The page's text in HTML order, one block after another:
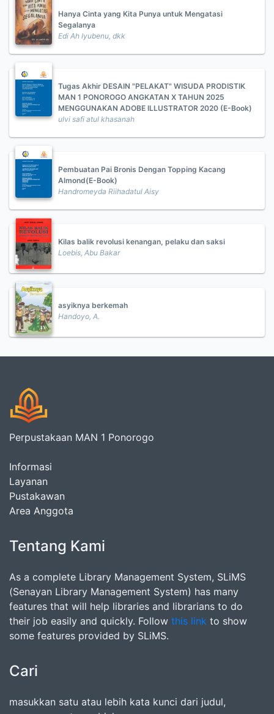
Hanya Cinta yang Kita Punya untuk Mengatasi
Segalanya
Edi Ah Iyubenu, dkk
Tugas Akhir DESAIN "PELAKAT" WISUDA PRODISTIK
MAN 1 PONOROGO ANGKATAN X TAHUN 2025
MENGGUNAKAN ADOBE ILLUSTRATOR 2020 (E-Book)
ulvi safi atul khasanah
Pembuatan Pai Bronis Dengan Topping Kacang
Almond(E-Book)
Handromeyda Riihadatul Aisy
Kilas balik revolusi kenangan, pelaku dan saksi
Loebis, Abu Bakar
asyiknya berkemah
Handoyo, A.
Perpustakaan MAN 1 Ponorogo
Informasi
Layanan
Pustakawan
Area Anggota
Tentang Kami
As a complete Library Management System, SLiMS
(Senayan Library Management System) has many
features that will help libraries and librarians to do
their job easily and quickly. Follow this link to show
some features provided by SLiMS.
Cari
masukkan satu atau lebih kata kunci dari judul,